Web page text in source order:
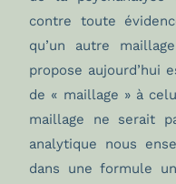
contre toute
qu’un autre
propose aujourd’hui
de « maillage » à
maillage ne serait
analytique nous
dans une formule